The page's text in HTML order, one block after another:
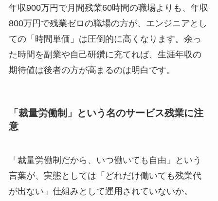
年収900万円で月間残業60時間の職場よりも、年収
800万円で残業ゼロの職場の方が、エンジニアとし
ての「時間単価」は圧倒的に高くなります。余っ
た時間を副業や自己研鑽に充てれば、生涯年収の
期待値は後者の方が高まるのは明白です。
「裁量労働制」という名のサービス残業に注
意
「裁量労働制だから、いつ働いても自由」という
言葉が、実態としては「どれだけ働いても残業代
が出ない」仕組みとして運用されていないか。